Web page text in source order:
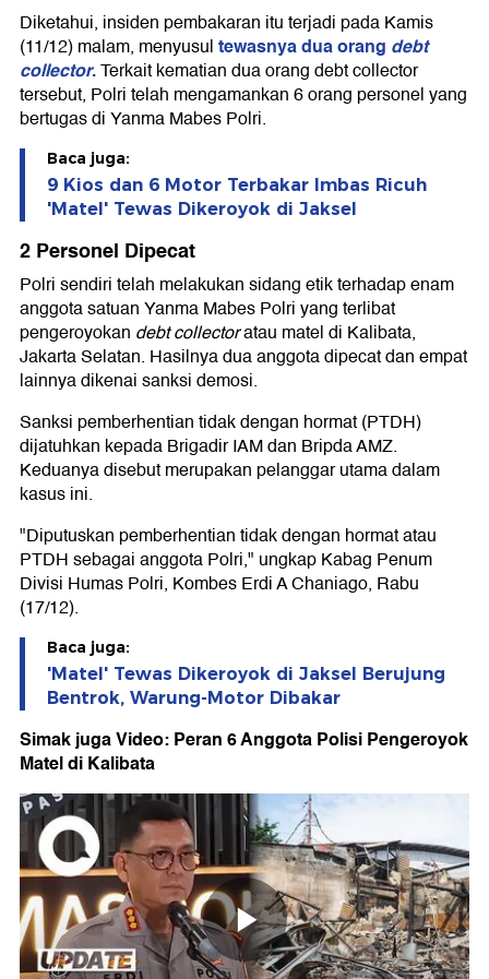
Diketahui, insiden pembakaran itu terjadi pada Kamis
(11/12) malam, menyusultewasnya dua orang debt
collector.Terkait kematian dua orang debt collector
tersebut, Polri telah mengamankan 6 orang personel yang
bertugas di Yanma Mabes Polri.
Baca juga:
9 Kios dan 6 Motor Terbakar Imbas Ricuh
'Matel' Tewas Dikeroyok di Jaksel
2 Personel Dipecat
Polri sendiri telah melakukan sidang etik terhadap enam
anggota satuan Yanma Mabes Polri yang terlibat
pengeroyokan debt collectoratau matel di Kalibata,
Jakarta Selatan. Hasilnya dua anggota dipecat dan empat
lainnya dikenai sanksi demosi.
Sanksi pemberhentian tidak dengan hormat (PTDH)
dijatuhkan kepada Brigadir IAM dan Bripda AMZ.
Keduanya disebut merupakan pelanggar utama dalam
kasus ini.
"Diputuskan pemberhentian tidak dengan hormat atau
PTDH sebagai anggota Polri," ungkap Kabag Penum
Divisi Humas Polri, Kombes Erdi A Chaniago, Rabu
(17/12).
Baca juga:
'Matel' Tewas Dikeroyok di Jaksel Berujung
Bentrok, Warung-Motor Dibakar
Simak juga Video: Peran 6 Anggota Polisi Pengeroyok
Matel di Kalibata